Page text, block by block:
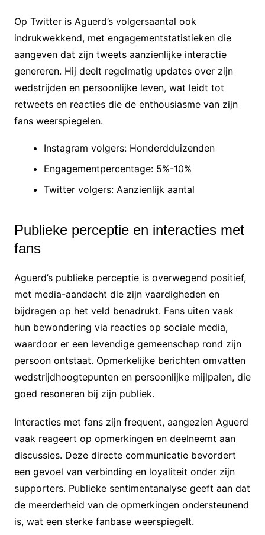
Op Twitter is Aguerd’s volgersaantal ook
indrukwekkend, met engagementstatistieken die
aangeven dat zijn tweets aanzienlijke interactie
genereren. Hij deelt regelmatig updates over zijn
wedstrijden en persoonlijke leven, wat leidt tot
retweets en reacties die de enthousiasme van zijn
fans weerspiegelen.
Instagram volgers: Honderdduizenden
Engagementpercentage: 5%-10%
Twitter volgers: Aanzienlijk aantal
Publieke perceptie en interacties met
fans
Aguerd’s publieke perceptie is overwegend positief,
met media-aandacht die zijn vaardigheden en
bijdragen op het veld benadrukt. Fans uiten vaak
hun bewondering via reacties op sociale media,
waardoor er een levendige gemeenschap rond zijn
persoon ontstaat. Opmerkelijke berichten omvatten
wedstrijdhoogtepunten en persoonlijke mijlpalen, die
goed resoneren bij zijn publiek.
Interacties met fans zijn frequent, aangezien Aguerd
vaak reageert op opmerkingen en deelneemt aan
discussies. Deze directe communicatie bevordert
een gevoel van verbinding en loyaliteit onder zijn
supporters. Publieke sentimentanalyse geeft aan dat
de meerderheid van de opmerkingen ondersteunend
is, wat een sterke fanbase weerspiegelt.